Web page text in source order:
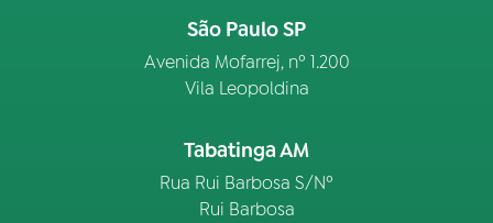
São Paulo SP
Avenida Mofarrej, nº 1.200
Vila Leopoldina
Tabatinga AM
Rua Rui Barbosa S/Nº
Rui Barbosa